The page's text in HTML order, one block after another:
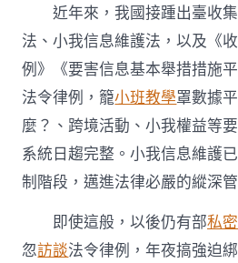
近年來，我國接踵出臺收
法、小我信息維護法，以及《
例》《要害信息基本舉措措施
法令律例，籠小班教學罩數據
麼？、跨境活動、小我權益等
系統日趨完整。小我信息維護
制階段，邁進法律必嚴的縱深
即使這般，以後仍有部私
忽訪談法令律例，年夜搞強迫